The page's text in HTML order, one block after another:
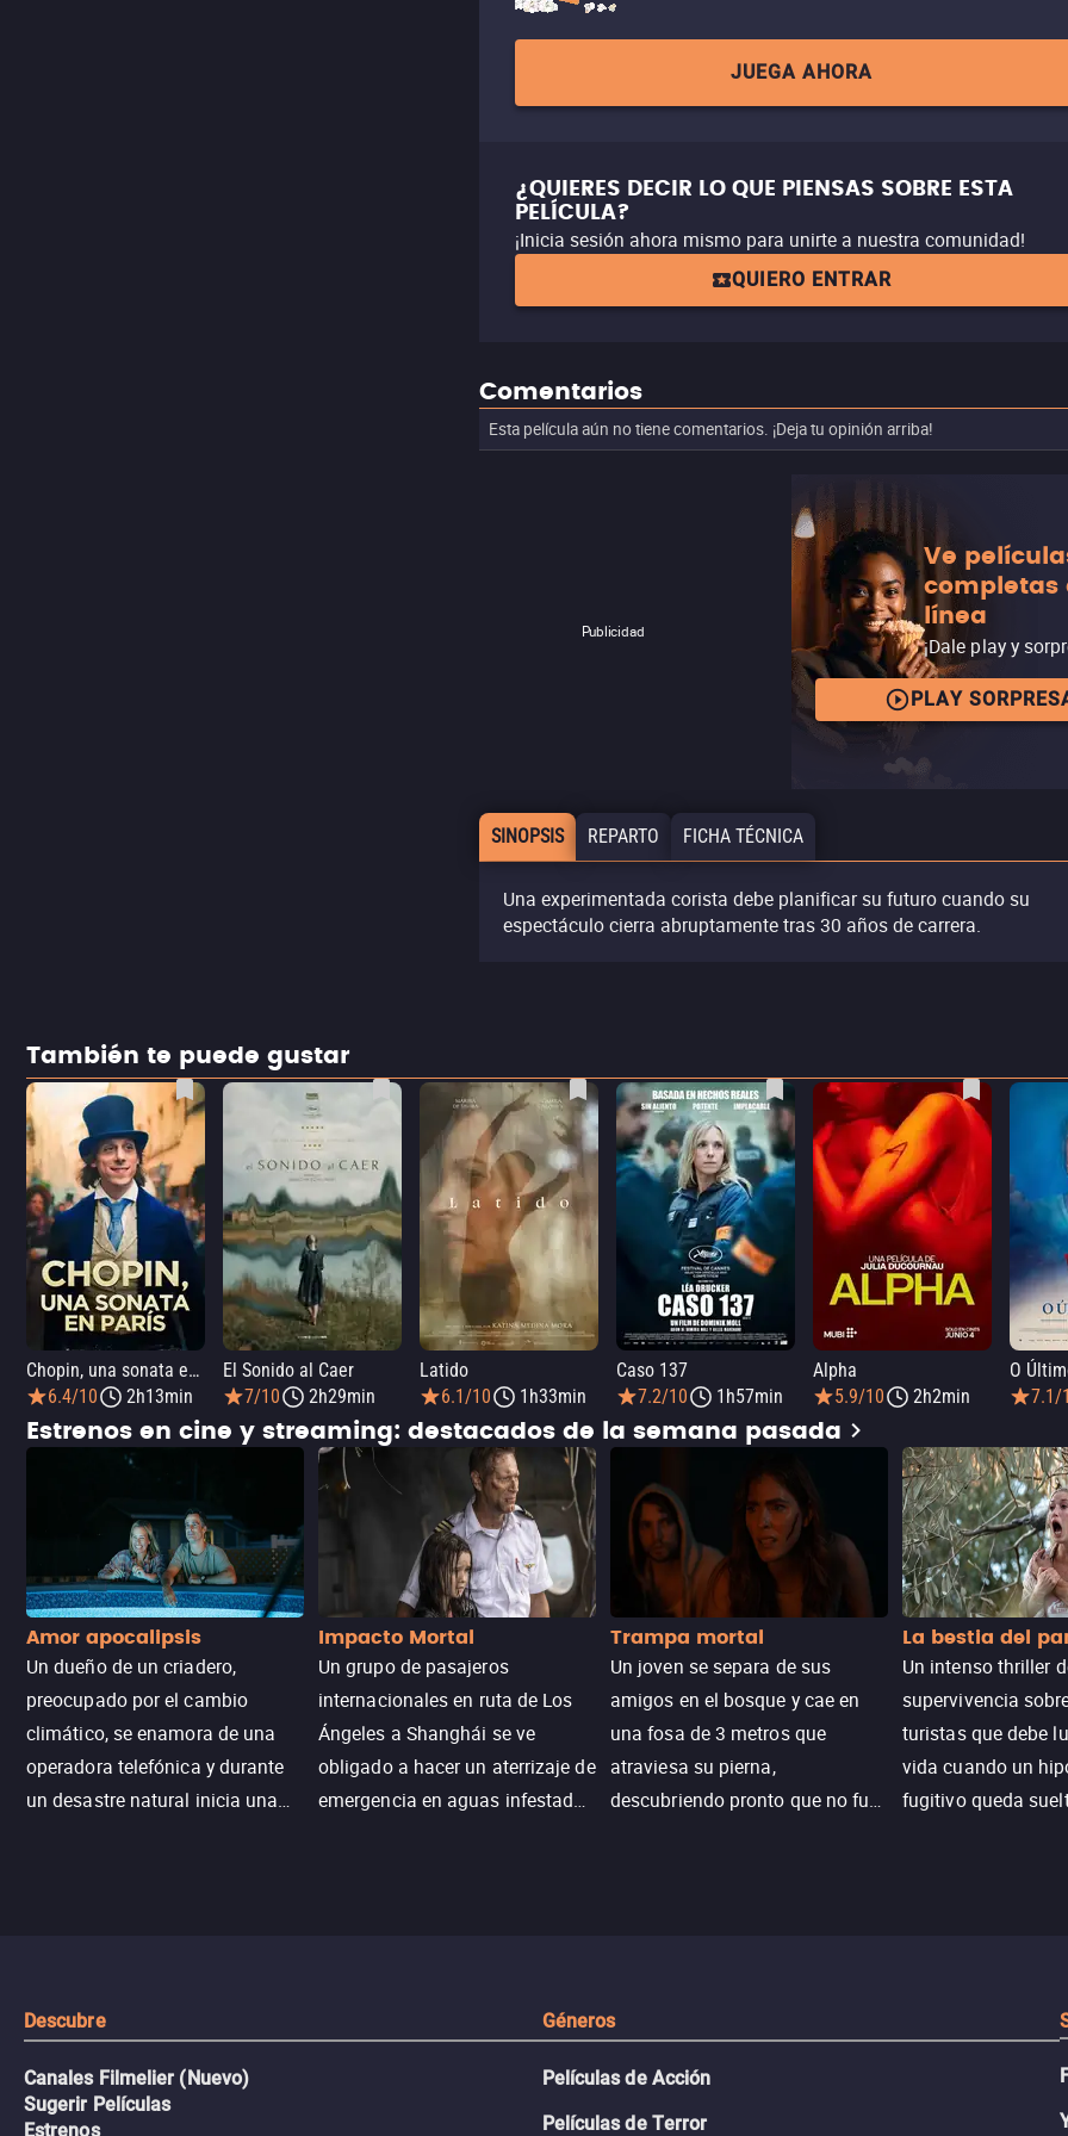
JUEGA AHORA
¿QUIERES DECIR LO QUE PIENSAS SOBRE ESTA
PELÍCULA?
¡Inicia sesión ahora mismo para unirte a nuestra comunidad!
QUIERO ENTRAR
Comentarios
Esta película aún no tiene comentarios. ¡Deja tu opinión arriba!
Publicidad
Ve
completas
línea
¡Dale play y
PLAY
SINOPSIS REPARTO FICHA TÉCNICA
Una experimentada corista debe planificar su futuro cuando su
espectáculo cierra abruptamente tras 30 años de carrera.
También te puede gustar
Chopin, una sonata en París
6.4/10
2h13min
El Sonido al Caer
7/10
2h29min
Latido
6.1/10
1h33min
Caso 137
7.2/10
1h57min
Alpha
5.9/10
2h2min
O
7.1/
Estrenos en cine y streaming: destacados de la semana pasada
Amor apocalipsis
Un dueño de un criadero,
preocupado por el cambio
climático, se enamora de una
operadora telefónica y durante
un desastre natural inicia una
Impacto Mortal
Un grupo de pasajeros
internacionales en ruta de Los
Ángeles a Shanghái se ve
obligado a hacer un aterrizaje de
emergencia en aguas infestadas
Trampa mortal
Un joven se separa de sus
amigos en el bosque y cae en
una fosa de 3 metros que
atraviesa su pierna,
descubriendo pronto que no fue
La bestia del
Un intenso thriller
supervivencia
turistas que debe
vida cuando un
fugitivo queda
Descubre
Canales Filmelier (Nuevo)
Sugerir Películas
Estrenos
Géneros
Películas de Acción
Películas de Terror